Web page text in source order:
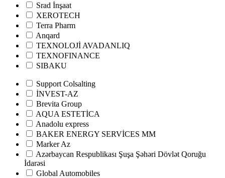
Srad İnşaat
XEROTECH
Terra Pharm
Anqard
TEXNOLOJİ AVADANLIQ
TEXNOFINANCE
SIBAKU
Support Colsalting
İNVEST-AZ
Brevita Group
AQUA ESTETİCA
Anadolu express
BAKER ENERGY SERVİCES MM
Marker Az
Azərbaycan Respublikası Şuşa Şəhəri Dövlət Qoruğu
İdarəsi
Global Automobiles